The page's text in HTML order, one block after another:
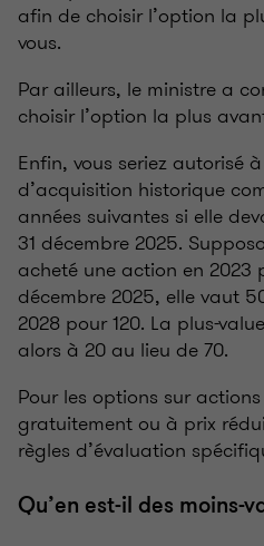
afin de choisir l’option la
vous.
Par ailleurs, le ministre a
choisir l’option la plus
Enfin, vous seriez autorisé
d’acquisition historique
années suivantes si elle
31 décembre 2025.
acheté une action en 2023
décembre 2025, elle vaut
2028 pour 120. La plus-
alors à 20 au lieu de 70.
Pour les options sur
gratuitement ou à prix
règles d’évaluation
Qu’en est-il des moins-